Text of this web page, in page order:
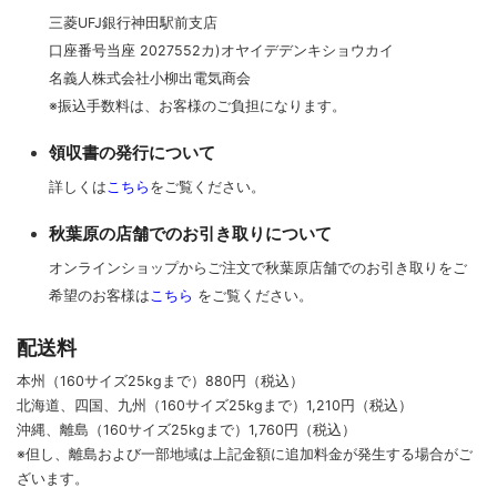
三菱UFJ銀行神田駅前支店
口座番号当座 2027552カ)オヤイデデンキショウカイ
名義人株式会社小柳出電気商会
※振込手数料は、お客様のご負担になります。
領収書の発行について
詳しくは こちら をご覧ください。
秋葉原の店舗でのお引き取りについて
オンラインショップからご注文で秋葉原店舗でのお引き取りをご
希望のお客様は こちら をご覧ください。
配送料
本州（160サイズ25kgまで）880円（税込）
北海道、四国、九州
（160サイズ25kgまで） 1,210円（税込）
沖縄、離島 （160サイズ25kgまで） 1,760円（税込）
※但し、離島および一部地域は上記金額に追加料金が発生する場合がご
ざいます。